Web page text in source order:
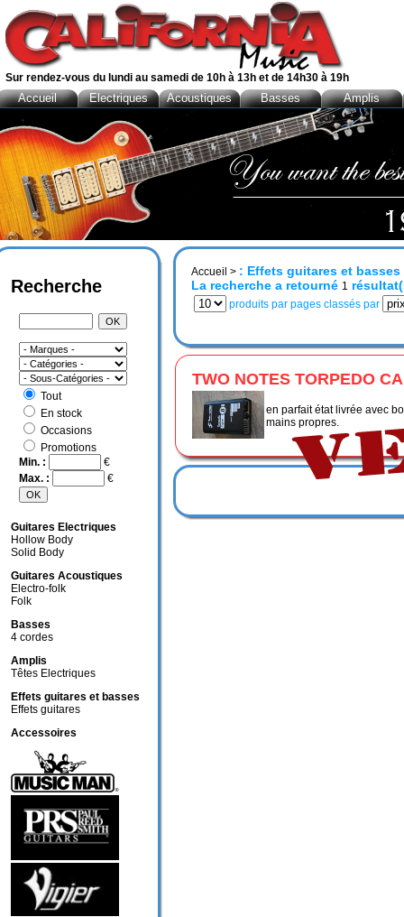
Accueil > : Effets guitares et basses
La recherche a retourné 1
produits par pages classés par
TWO NOTES TORPEDO
en parfait état livrée avec
mains propres.
Recherche
Tout
En stock
Occasions
Promotions
Min. :
€
Max. :
€
Guitares Electriques
Hollow Body
Solid Body
Guitares Acoustiques
Electro-folk
Folk
Basses
4 cordes
Amplis
Têtes Electriques
Effets guitares et basses
Effets guitares
Accessoires
Sur rendez-vous du lundi au samedi de 10h à 13h et de 14h30 à 19h
Accueil Electriques Acoustiques Basses Amplis